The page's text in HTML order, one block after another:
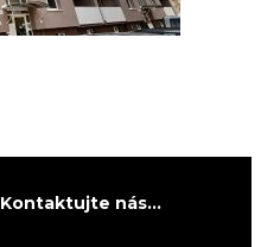
Kontaktujte nás...